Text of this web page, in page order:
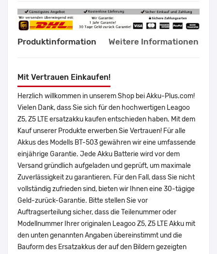
Produktinformation Weitere Informationen
Mit Vertrauen Einkaufen!
Herzlich willkommen in unserem Shop bei Akku-Plus.com!
Vielen Dank, dass Sie sich für den hochwertigen Leagoo
Z5, Z5 LTE ersatzakku kaufen entschieden haben. Mit dem
Kauf unserer Produkte erwerben Sie Vertrauen! Für alle
Akkus des Modells BT-503 gewähren wir eine umfassende
einjährige Garantie. Jede Akku Batterie wird vor dem
Versand gründlich aufgeladen und geprüft, um maximale
Zuverlässigkeit zu garantieren. Für den Fall, dass Sie nicht
vollständig zufrieden sind, bieten wir Ihnen eine 30-tägige
Geld-zurück-Garantie. Bitte stellen Sie vor
Auftragserteilung sicher, dass die Teilenummer oder
Modellnummer Ihrer originalen Leagoo Z5, Z5 LTE Akku mit
den unten genannten Angaben übereinstimmt und die
Bauform des Ersatzakkus der auf den Bildern gezeigten